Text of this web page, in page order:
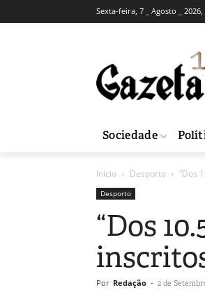
Sexta-feira, 7 _ Agosto _ 2026,
Sociedade
Início Desporto “Dos
Desporto
“Dos
Por Redação - 2 de